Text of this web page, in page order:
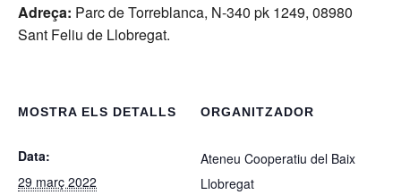
Adreça: Parc de Torreblanca, N-340 pk 1249, 08980
Sant Feliu de Llobregat.
MOSTRA ELS DETALLS
Data:
29 març 2022
ORGANITZADOR
Ateneu Cooperatiu del Baix
Llobregat